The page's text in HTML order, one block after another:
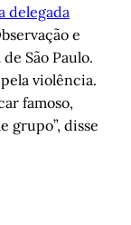
delegada
e
São Paulo.
violência.
famoso,
grupo”, disse